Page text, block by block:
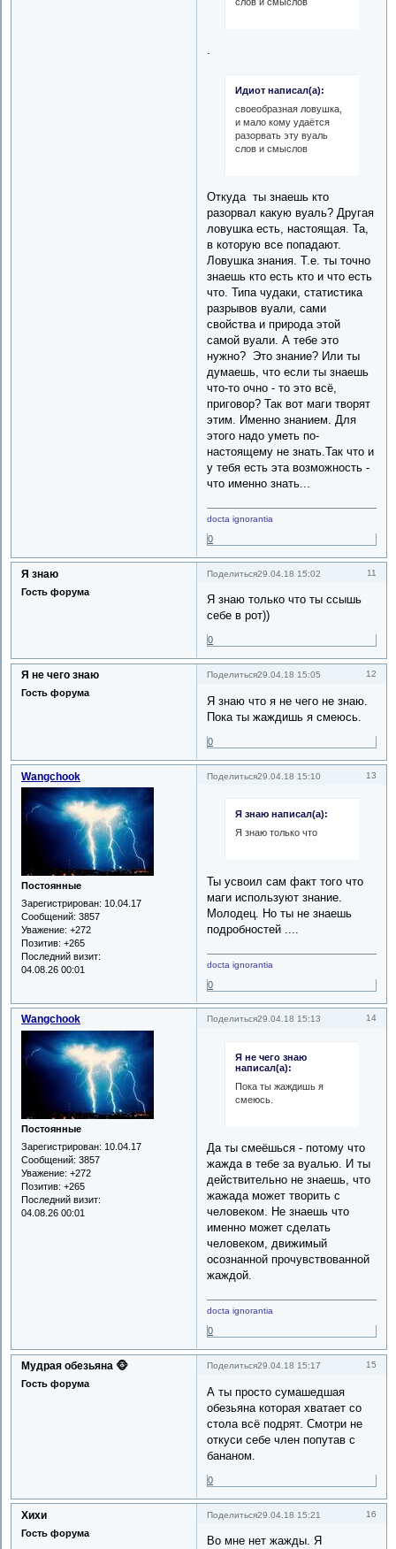
.
Идиот написал(а):
своеобразная ловушка,
и мало кому удаётся
разорвать эту вуаль
слов и смыслов
Откуда ты знаешь кто
разорвал какую вуаль? Другая
ловушка есть, настоящая. Та,
в которую все попадают.
Ловушка знания. Т.е. ты точно
знаешь кто есть кто и что есть
что. Типа чудаки, статистика
разрывов вуали, сами
свойства и природа этой
самой вуали. А тебе это
нужно? Это знание? Или ты
думаешь, что если ты знаешь
что-то очно - то это всё,
приговор? Так вот маги творят
этим. Именно знанием. Для
этого надо уметь по-
настоящему не знать.Так что и
у тебя есть эта возможность -
что именно знать...
docta ignorantia
0
Поделиться 11
29.04.18 15:02
Я знаю
Гость форума
Я знаю только что ты ссышь
себе в рот))
0
Поделиться 12
29.04.18 15:05
Я не чего знаю
Гость форума
Я знаю что я не чего не знаю.
Пока ты жаждишь я смеюсь.
0
Поделиться 13
29.04.18 15:10
Wangchook
Постоянные
Зарегистрирован: 10.04.17
Сообщений: 3857
Уважение: +272
Позитив: +265
Последний визит:
04.08.26 00:01
Я знаю написал(а):
Я знаю только что
Ты усвоил сам факт того что
маги используют знание.
Молодец. Но ты не знаешь
подробностей ....
docta ignorantia
0
Поделиться 14
29.04.18 15:13
Wangchook
Постоянные
Зарегистрирован: 10.04.17
Сообщений: 3857
Уважение: +272
Позитив: +265
Последний визит:
04.08.26 00:01
Я не чего знаю
написал(а):
Пока ты жаждишь я
смеюсь.
Да ты смеёшься - потому что
жажда в тебе за вуалью. И ты
действительно не знаешь, что
жажада может творить с
человеком. Не знаешь что
именно может сделать
человеком, движимый
осознанной прочувствованной
жаждой.
docta ignorantia
0
Поделиться 15
29.04.18 15:17
Мудрая обезьяна 🐵
Гость форума
А ты просто сумашедшая
обезьяна которая хватает со
стола всё подрят. Смотри не
откуси себе член попутав с
бананом.
0
Поделиться 16
29.04.18 15:21
Хихи
Гость форума
Во мне нет жажды. Я